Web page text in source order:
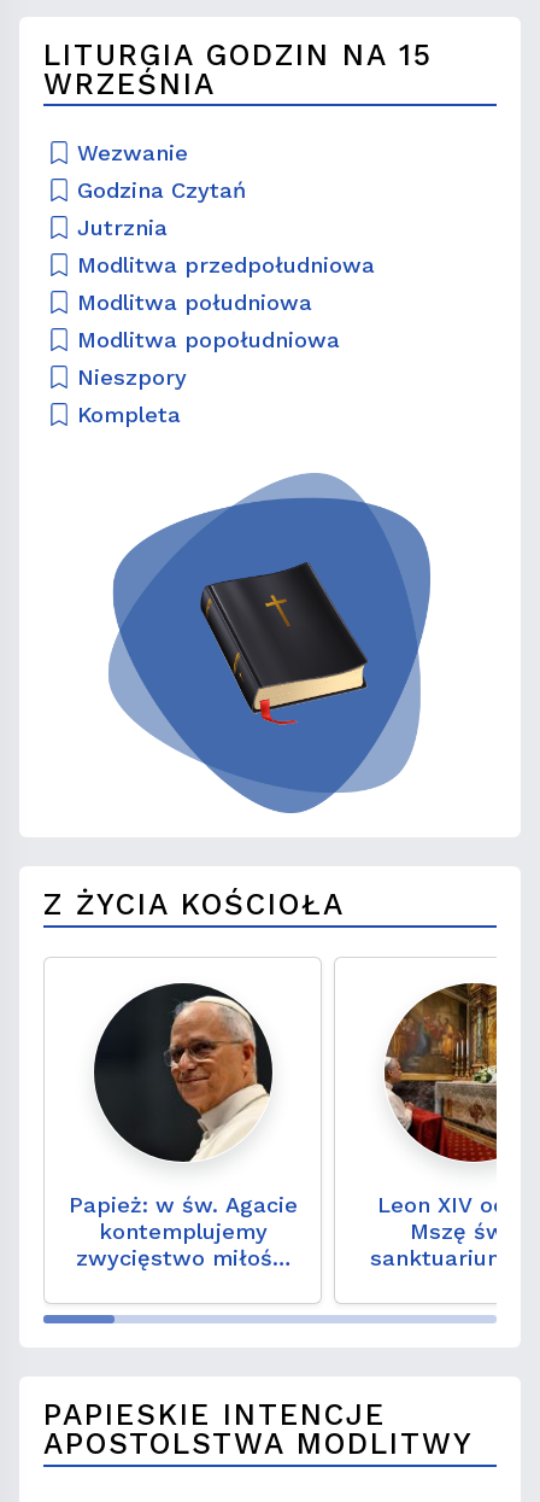
LITURGIA GODZIN NA 15
WRZEŚNIA
Wezwanie
Godzina Czytań
Jutrznia
Modlitwa przedpołudniowa
Modlitwa południowa
Modlitwa popołudniowa
Nieszpory
Kompleta
Z ŻYCIA KOŚCIOŁA
Papież: w św. Agacie
kontemplujemy
zwycięstwo miłości
Leon XIV
Mszę św. w
sanktuarium
Genazzano
PAPIESKIE INTENCJE
APOSTOLSTWA MODLITWY